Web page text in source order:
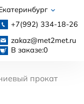
+7(992) 334-18-26
zakaz@met2met.ru
В заказе:0
прокат